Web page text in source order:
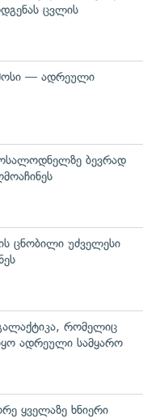
ცვლის
— ადრეული
ბევრად
ცნობილი უძველესი
რომელიც
ადრეული სამყარო
ყველაზე ხნიერი